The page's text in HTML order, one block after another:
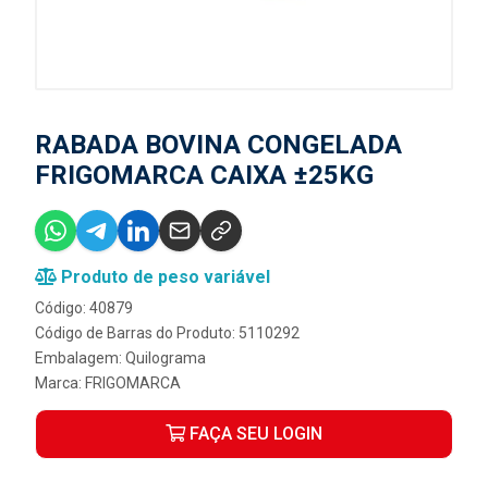
RABADA BOVINA CONGELADA
FRIGOMARCA CAIXA ±25KG
Produto de peso variável
Código: 40879
Código de Barras do Produto: 5110292
Embalagem: Quilograma
Marca: FRIGOMARCA
FAÇA SEU LOGIN